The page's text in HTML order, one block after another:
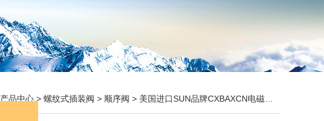
产品中心 > 螺纹式插装阀 > 顺序阀 > 美国进口SUN品牌CXBAXCN电磁阀供应